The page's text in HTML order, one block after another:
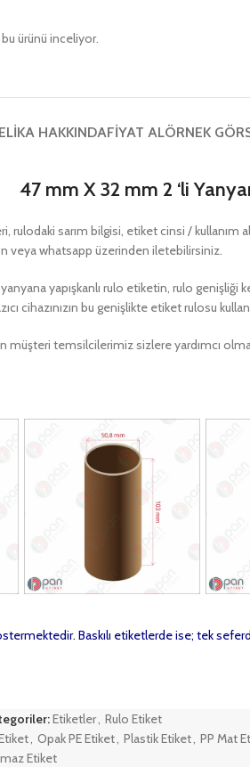
ürünü inceliyor.
HAKKINDAFIYAT ALÖRNEK
47 mm X 32 mm 2 ‘li
rulodaki sarım bilgisi, etiket cinsi / kullanım
veya whatsapp üzerinden iletebilirsiniz.
yapışkanlı rulo etiketin, rulo genişliği
cihazınızın bu genişlikte etiket rulosu
müşteri temsilcilerimiz sizlere yardımcı
Baskılı etiketlerde ise; tek
Etiketler, Rulo Etiket
, Opak PE Etiket, Plastik Etiket, PP Mat
Etiket